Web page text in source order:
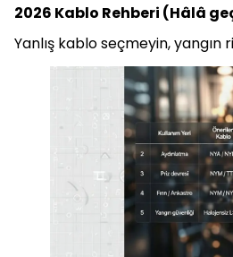
2026 Kablo Rehberi (Hâlâ
Yanlış kablo seçmeyin, yangın